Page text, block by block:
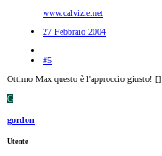
www.calvizie.net
27 Febbraio 2004
#5
Ottimo Max questo è l'approccio giusto! []
G
gordon
Utente